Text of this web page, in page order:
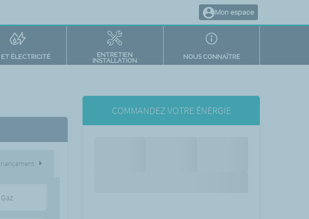
Mon espace
ÉLECTRICITÉ
ENTRETIEN
INSTALLATION
NOUS CONNAÎTRE
Gaz
COMMANDEZ VOTRE ÉNERGIE